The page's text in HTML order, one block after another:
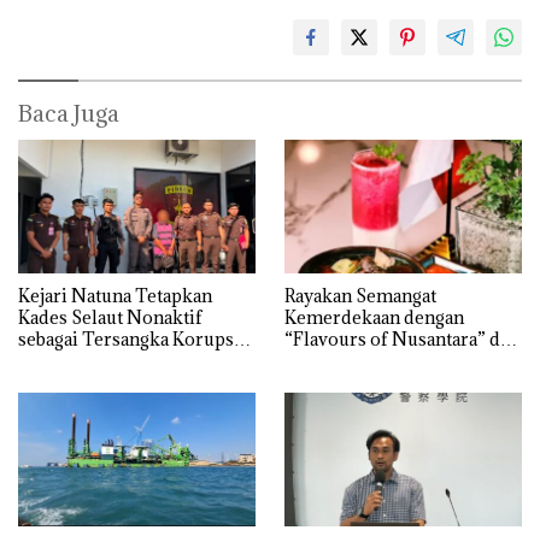
Baca Juga
Kejari Natuna Tetapkan
Kades Selaut Nonaktif
sebagai Tersangka Korupsi
Rayakan Semangat
Kemerdekaan dengan
“Flavours of Nusantara” di